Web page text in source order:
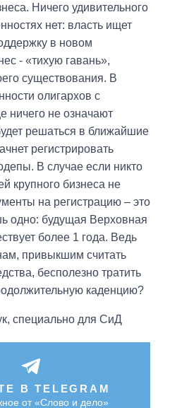
Ничего удивительного
нет: власть ищет
в новом
- «тихую гавань»,
существования. В
олигархов с
ничего не означают
решаться в ближайшие
регистрировать
В случае если никто
крупного бизнеса не
на регистрацию – это
одно: будущая Верховная
более 1 года. Ведь
привыкшим считать
бесполезно тратить
каденцию?
, специально для СиД
В TELEGRAM
от «Слово и дело»